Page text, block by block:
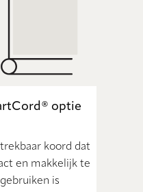
optie
koord dat
en makkelijk te
gebruiken is